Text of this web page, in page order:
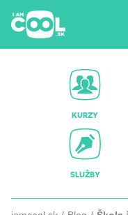
KURZY
SLUŽBY